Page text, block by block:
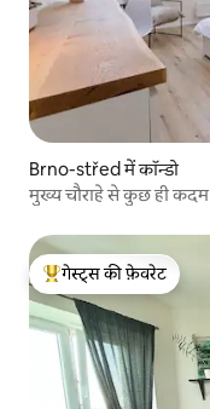
Brno-střed में कॉन्डो
मुख्य चौराहे से कुछ ही
गेस्ट्स का टॉप फ़ेवरेट
गेस्ट्स की फ़ेवरेट